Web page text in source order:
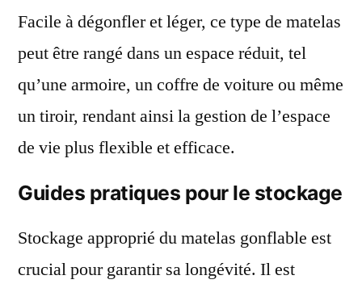
Facile à dégonfler et léger, ce type de matelas
peut être rangé dans un espace réduit, tel
qu’une armoire, un coffre de voiture ou même
un tiroir, rendant ainsi la gestion de l’espace
de vie plus flexible et efficace.
Guides pratiques pour le stockage
Stockage approprié du matelas gonflable est
crucial pour garantir sa longévité. Il est